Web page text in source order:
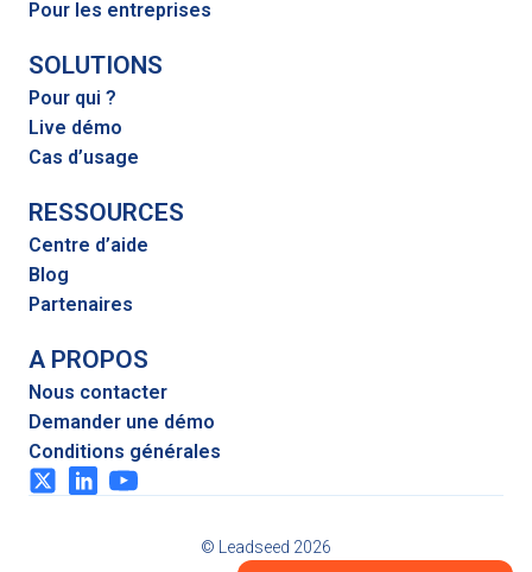
Pour les entreprises
SOLUTIONS
Pour qui ?
Live démo
Cas d’usage
RESSOURCES
Centre d’aide
Blog
Partenaires
A PROPOS
Nous contacter
Demander une démo
Conditions générales
© Leadseed 2026